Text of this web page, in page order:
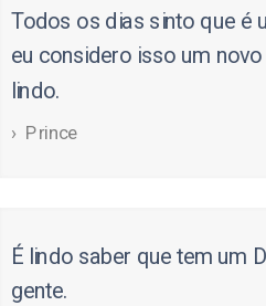
Todos os dias sinto que é
eu considero isso um
lindo.
Prince
É lindo saber que tem um
gente.